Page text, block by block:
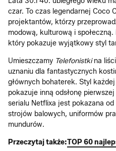
czar. To czas legendarnej Coco
projektantów, którzy
modową, kulturową i
który pokazuje wyjątkowy styl
Umieszczamy Telefonistkina
uznaniu dla fantastycznych
głównych bohaterek. Styl
pokazuje inną odsłonę
serialu Netflixa jest pokazana
strojów balowych, uniformów
mundurów.
Przeczytaj także:TOP 60